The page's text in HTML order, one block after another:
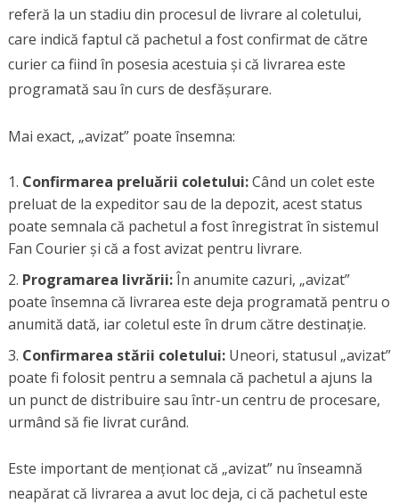
referă la un stadiu din procesul de livrare al coletului,
care indică faptul că pachetul a fost confirmat de către
curier ca fiind în posesia acestuia și că livrarea este
programată sau în curs de desfășurare.
Mai exact, „avizat” poate însemna:
Confirmarea preluării coletului:Când un colet este
preluat de la expeditor sau de la depozit, acest status
poate semnala că pachetul a fost înregistrat în sistemul
Fan Courier și că a fost avizat pentru livrare.
Programarea livrării:În anumite cazuri, „avizat”
poate însemna că livrarea este deja programată pentru o
anumită dată, iar coletul este în drum către destinație.
Confirmarea stării coletului:Uneori, statusul „avizat”
poate fi folosit pentru a semnala că pachetul a ajuns la
un punct de distribuire sau într-un centru de procesare,
urmând să fie livrat curând.
Este important de menționat că „avizat” nu înseamnă
neapărat că livrarea a avut loc deja, ci că pachetul este